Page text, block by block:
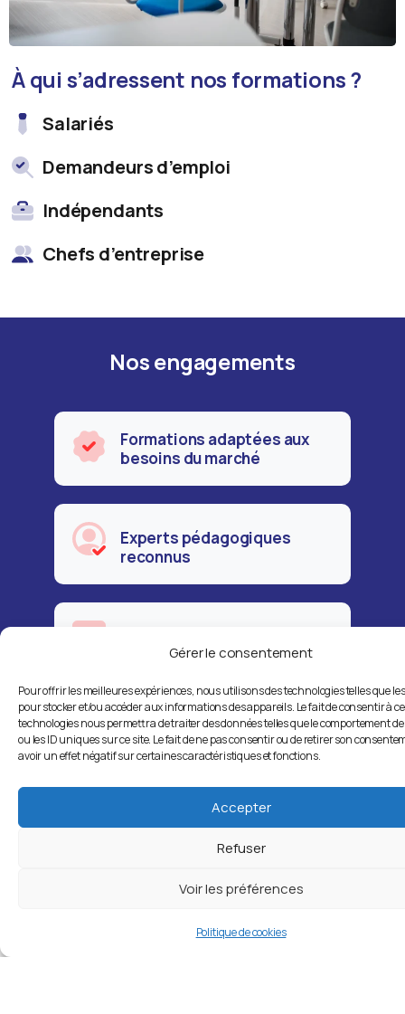
Gérer le consentement
Pour offrir les meilleures expériences, nous utilisons des technologies telles que
pour stocker et/ou accéder aux informations des appareils. Le fait de consentir à
technologies nous permettra de traiter des données telles que le comportement
ou les ID uniques sur ce site. Le fait de ne pas consentir ou de retirer son
avoir un effet négatif sur certaines caractéristiques et fonctions.
Accepter
Refuser
Voir les préférences
Politique de cookies
À qui s’adressent nos formations ?
Salariés
Demandeurs d’emploi
Indépendants
Chefs d’entreprise
Nos engagements
Formations adaptées aux
besoins du marché
Experts pédagogiques
reconnus
individualisé
Financements possibles
Parcourir nos programmes